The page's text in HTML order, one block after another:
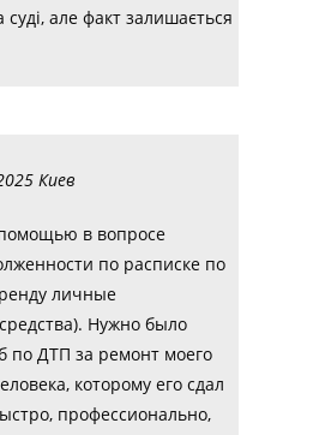
суді, але факт залишається
Киев
в вопросе
по расписке по
личные
Нужно было
по ДТП за ремонт моего
которому его сдал
профессионально,